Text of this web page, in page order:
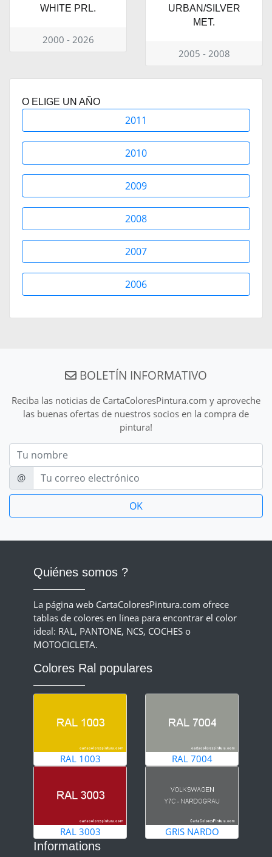
WHITE PRL.
2000 - 2026
URBAN/SILVER
MET.
2005 - 2008
O ELIGE UN AÑO
2011
2010
2009
2008
2007
2006
BOLETÍN INFORMATIVO
Reciba las noticias de CartaColoresPintura.com y aproveche
las buenas ofertas de nuestros socios en la compra de
pintura!
Nom
E-mail
@
Quiénes somos ?
La página web CartaColoresPintura.com ofrece
tablas de colores en línea para encontrar el color
ideal: RAL, PANTONE, NCS, COCHES o
MOTOCICLETA.
Colores Ral populares
RAL 1003 RAL 7004
RAL 3003 GRIS NARDO
Informations